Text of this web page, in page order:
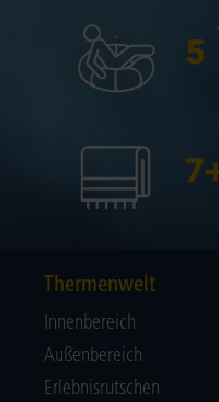
Thermenwelt
Innenbereich
Außenbereich
Erlebnisrutschen